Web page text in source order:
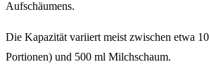
Aufschäumens.
Die Kapazität variiert meist zwischen etwa
Portionen) und 500 ml Milchschaum.